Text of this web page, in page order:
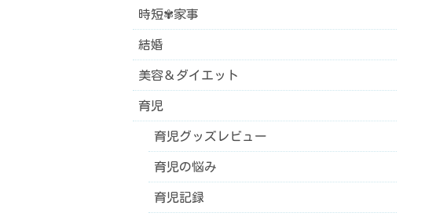
時短✾家事
結婚
美容＆ダイエット
育児
育児グッズレビュー
育児の悩み
育児記録